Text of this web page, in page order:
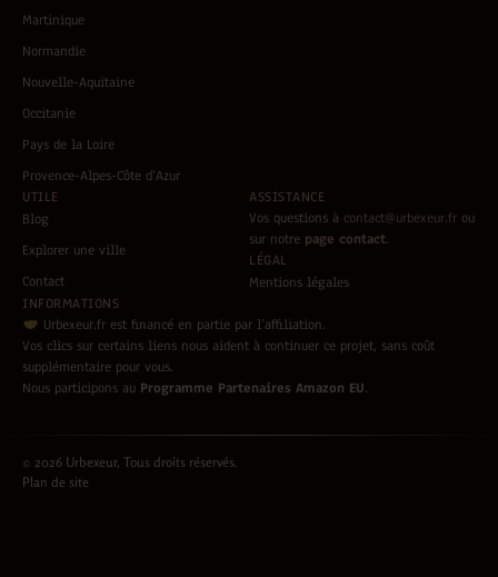
Martinique
Normandie
Nouvelle-Aquitaine
Occitanie
Pays de la Loire
Provence-Alpes-Côte d’Azur
UTILE
Blog
Explorer une ville
Contact
ASSISTANCE
Vos questions à contact@urbexeur.fr ou
sur notre page contact.
LÉGAL
Mentions légales
INFORMATIONS
Urbexeur.fr est financé en partie par l’affiliation.
Vos clics sur certains liens nous aident à continuer ce projet, sans coût
supplémentaire pour vous.
Nous participons au Programme Partenaires Amazon EU.
© 2026 Urbexeur, Tous droits réservés.
Plan de site